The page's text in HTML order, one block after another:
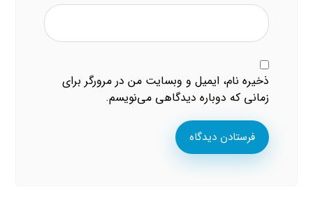
ذخیره نام، ایمیل و وبسایت من در مرورگر برای
زمانی که دوباره دیدگاهی می‌نویسم.
فرستادن دیدگاه